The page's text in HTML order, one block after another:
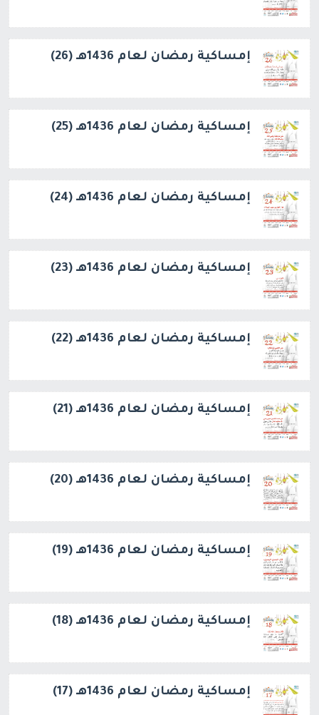
إمساكية رمضان لعام 1436هـ (26)
إمساكية رمضان لعام 1436هـ (25)
إمساكية رمضان لعام 1436هـ (24)
إمساكية رمضان لعام 1436هـ (23)
إمساكية رمضان لعام 1436هـ (22)
إمساكية رمضان لعام 1436هـ (21)
إمساكية رمضان لعام 1436هـ (20)
إمساكية رمضان لعام 1436هـ (19)
إمساكية رمضان لعام 1436هـ (18)
إمساكية رمضان لعام 1436هـ (17)